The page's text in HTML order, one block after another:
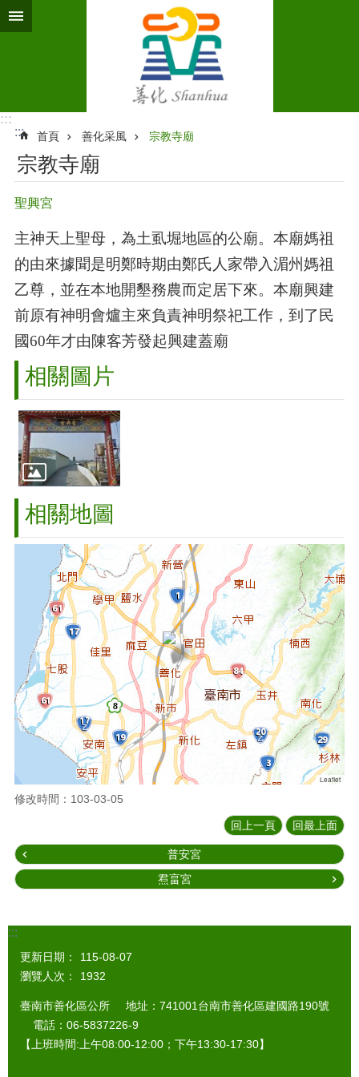
跳到主要內容區塊
:::
:::
首頁 善化采風 宗教寺廟
宗教寺廟
聖興宮
主神天上聖母，為土虱堀地區的公廟。本廟媽祖
的由來據聞是明鄭時期由鄭氏人家帶入湄州媽祖
乙尊，並在本地開墾務農而定居下來。本廟興建
前原有神明會爐主來負責神明祭祀工作，到了民
國60年才由陳客芳發起興建蓋廟
相關圖片
相關地圖
Leaflet
修改時間：103-03-05
回上一頁 回最上面
普安宮
焄畗宮
:::
更新日期：
115-08-07
瀏覽人次：
1932
臺南市善化區公所 地址：741001台南市善化區建國路190號
電話：06-5837226-9
【上班時間:上午08:00-12:00；下午13:30-17:30】